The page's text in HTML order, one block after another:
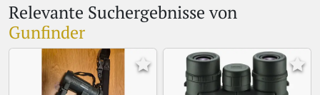
Relevante Suchergebnisse von
Gunfinder